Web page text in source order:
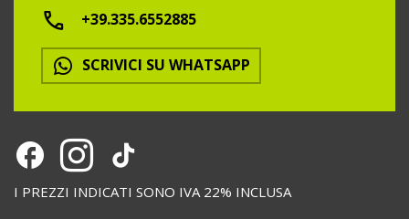
+39.335.6552885
SCRIVICI SU WHATSAPP
I PREZZI INDICATI SONO IVA 22% INCLUSA